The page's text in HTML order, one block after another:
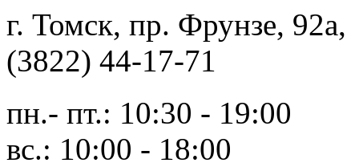
г. Томск, пр. Фрунзе,
(3822) 44-17-71
пн.- пт.: 10:30 - 19:00
вс.: 10:00 - 18:00